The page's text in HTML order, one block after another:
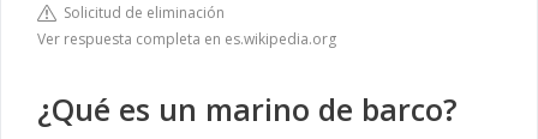
Solicitud de eliminación
Ver respuesta completa en es.wikipedia.org
¿Qué es un marino de barco?